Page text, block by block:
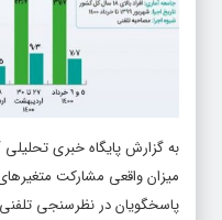
به گزارش پایگاه خبری تحلیلی
میزان واقعی مشارکت
پاسخگویان در نظرسنجی